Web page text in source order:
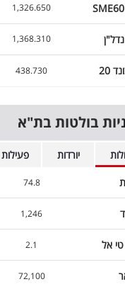
1,326.650
1,368.310
20
438.730
בולטות בת"א
יורדות פעילות
74.8
1,246
אל 2.1
72,100